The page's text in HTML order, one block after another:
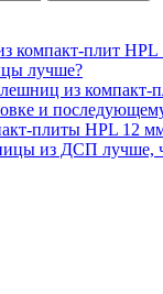
компакт-плит
лучше?
из компакт-
и
плиты HPL 12
из ДСП лучше,